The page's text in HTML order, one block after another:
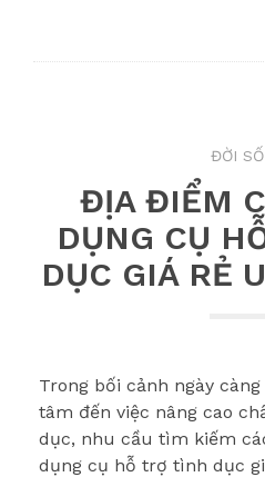
ĐỜI
ĐỊA ĐIỂM
DỤNG CỤ
DỤC GIÁ RẺ
Trong bối cảnh ngày
tâm đến việc nâng cao
dục, nhu cầu tìm kiếm
dụng cụ hỗ trợ tình dục